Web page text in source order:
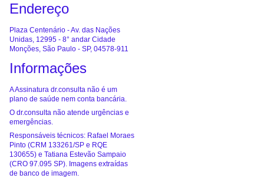
Endereço
Plaza Centenário - Av. das Nações
Unidas, 12995 - 8° andar Cidade
Monções, São Paulo - SP, 04578-911
Informações
A Assinatura dr.consulta não é um
plano de saúde nem conta bancária.
O dr.consulta não atende urgências e
emergências.
Responsáveis técnicos: Rafael Moraes
Pinto (CRM 133261/SP e RQE
130655) e Tatiana Estevão Sampaio
(CRO 97.095 SP). Imagens extraídas
de banco de imagem.